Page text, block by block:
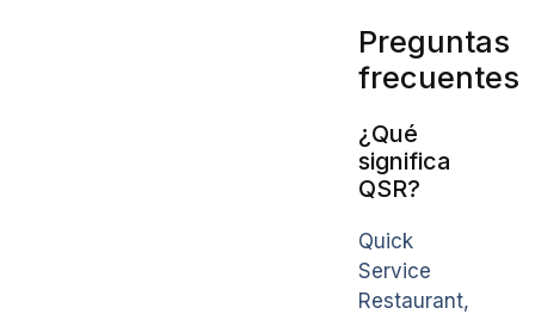
Preguntas
frecuentes
¿Qué
significa
QSR?
Quick
Service
Restaurant,